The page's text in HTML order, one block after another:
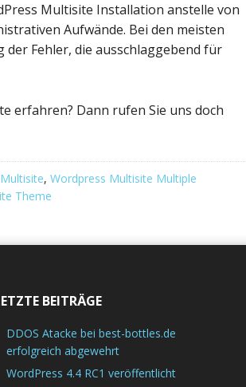
Multisite Installation anstelle von
Aufwände. Bei den meisten
Fehler, die ausschlaggebend für
erfahren? Dann rufen Sie uns doch
, Wordpress Multisite Multiple
Theme
BEITRÄGE
DDOS Atacke bei best-bottles.de
erfolgreich abgewehrt
WordPress 4.4 RC1 veröffentlicht